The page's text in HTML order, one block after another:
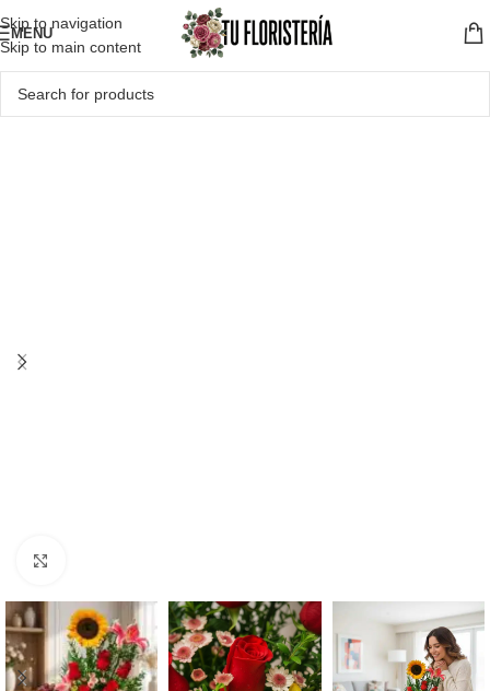
Skip to navigation
Skip to main content
MENU